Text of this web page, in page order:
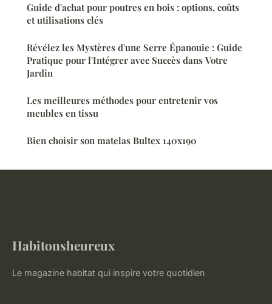
Guide d'achat pour poutres en bois : options, coûts
et utilisations clés
Révélez les Mystères d'une Serre Épanouie : Guide
Pratique pour l'Intégrer avec Succès dans Votre
Jardin
Les meilleures méthodes pour entretenir vos
meubles en tissu
Bien choisir son matelas Bultex 140x190
Habitonsheureux
Le magazine habitat qui inspire votre quotidien